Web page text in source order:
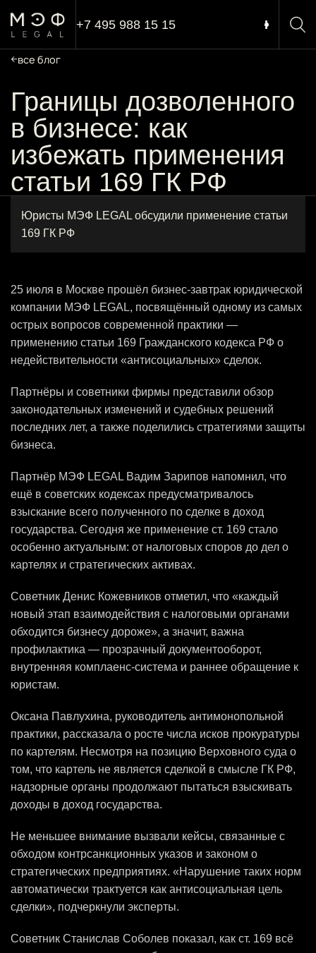
+7 495 988 15 15
все блог
Границы дозволенного
в бизнесе: как
избежать применения
статьи 169 ГК РФ
Юристы МЭФ LEGAL обсудили применение статьи
169 ГК РФ
25 июля в Москве прошёл бизнес-завтрак юридической
компании МЭФ LEGAL, посвящённый одному из самых
острых вопросов современной практики —
применению статьи 169 Гражданского кодекса РФ о
недействительности «антисоциальных» сделок.
Партнёры и советники фирмы представили обзор
законодательных изменений и судебных решений
последних лет, а также поделились стратегиями защиты
бизнеса.
Партнёр МЭФ LEGAL Вадим Зарипов напомнил, что
ещё в советских кодексах предусматривалось
взыскание всего полученного по сделке в доход
государства. Сегодня же применение ст. 169 стало
особенно актуальным: от налоговых споров до дел о
картелях и стратегических активах.
Советник Денис Кожевников отметил, что «каждый
новый этап взаимодействия с налоговыми органами
обходится бизнесу дороже», а значит, важна
профилактика — прозрачный документооборот,
внутренняя комплаенс-система и раннее обращение к
юристам.
Оксана Павлухина, руководитель антимонопольной
практики, рассказала о росте числа исков прокуратуры
по картелям. Несмотря на позицию Верховного суда о
том, что картель не является сделкой в смысле ГК РФ,
надзорные органы продолжают пытаться взыскивать
доходы в доход государства.
Не меньшее внимание вызвали кейсы, связанные с
обходом контрсанкционных указов и законом о
стратегических предприятиях. «Нарушение таких норм
автоматически трактуется как антисоциальная цель
сделки», подчеркнули эксперты.
Советник Станислав Соболев показал, как ст. 169 всё